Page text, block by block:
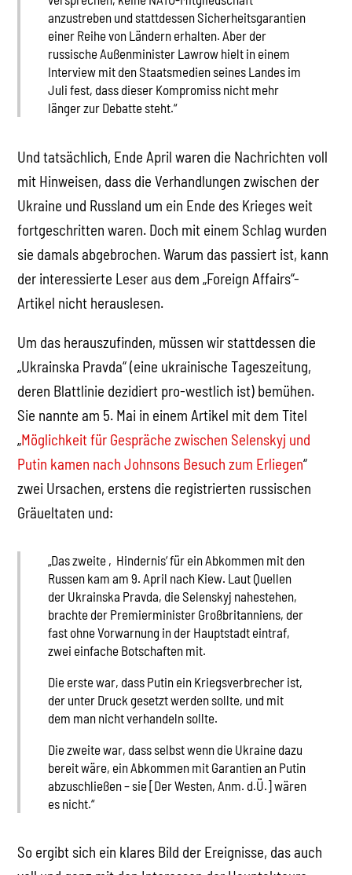
anzustreben und stattdessen Sicherheitsgarantien
einer Reihe von Ländern erhalten. Aber der
russische Außenminister Lawrow hielt in einem
Interview mit den Staatsmedien seines Landes im
Juli fest, dass dieser Kompromiss nicht mehr
länger zur Debatte steht.“
Und tatsächlich, Ende April waren die Nachrichten voll
mit Hinweisen, dass die Verhandlungen zwischen der
Ukraine und Russland um ein Ende des Krieges weit
fortgeschritten waren. Doch mit einem Schlag wurden
sie damals abgebrochen. Warum das passiert ist, kann
der interessierte Leser aus dem „Foreign Affairs“-
Artikel nicht herauslesen.
Um das herauszufinden, müssen wir stattdessen die
„Ukrainska Pravda“ (eine ukrainische Tageszeitung,
deren Blattlinie dezidiert pro-westlich ist) bemühen.
Sie nannte am 5. Mai in einem Artikel mit dem Titel
„Möglichkeit für Gespräche zwischen Selenskyj und
Putin kamen nach Johnsons Besuch zum Erliegen“
zwei Ursachen, erstens die registrierten russischen
Gräueltaten und:
„Das zweite ‚Hindernis‘ für ein Abkommen mit den
Russen kam am 9. April nach Kiew. Laut Quellen
der Ukrainska Pravda, die Selenskyj nahestehen,
brachte der Premierminister Großbritanniens, der
fast ohne Vorwarnung in der Hauptstadt eintraf,
zwei einfache Botschaften mit.
Die erste war, dass Putin ein Kriegsverbrecher ist,
der unter Druck gesetzt werden sollte, und mit
dem man nicht verhandeln sollte.
Die zweite war, dass selbst wenn die Ukraine dazu
bereit wäre, ein Abkommen mit Garantien an Putin
abzuschließen – sie [Der Westen, Anm. d.Ü.] wären
es nicht.“
So ergibt sich ein klares Bild der Ereignisse, das auch